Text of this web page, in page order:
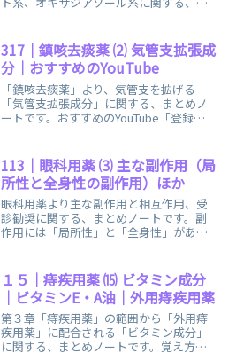
す。
317｜鎮咳去痰薬 ⑵ 気管支拡張成
分｜おすすめのYouTube
「鎮咳去痰薬」より、気管支を拡げる
「気管支拡張成分」に関する、まとめノ
ートです。おすすめのYouTube「登録販
113｜眼科用薬 ⑶ 主な副作用（局
所性と全身性の副作用）ほか
眼科用薬より主な副作用と相互作用、受
診勧奨に関する、まとめノートです。副
作用には「局所性」と「全身性」があり
１５｜痔疾用薬 ⒂ ビタミン成分
｜ビタミンE・A油｜外用痔疾用薬
第３章「痔疾用薬」の範囲から「外用痔
疾用薬」に配合される「ビタミン成分」
に関する、まとめノートです。覚え方の